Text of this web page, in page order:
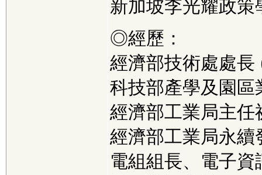
新加坡李光耀政
◎經歷：
經濟部技術處處長
科技部產學及園區
經濟部工業局主任
經濟部工業局永
電組組長、電子